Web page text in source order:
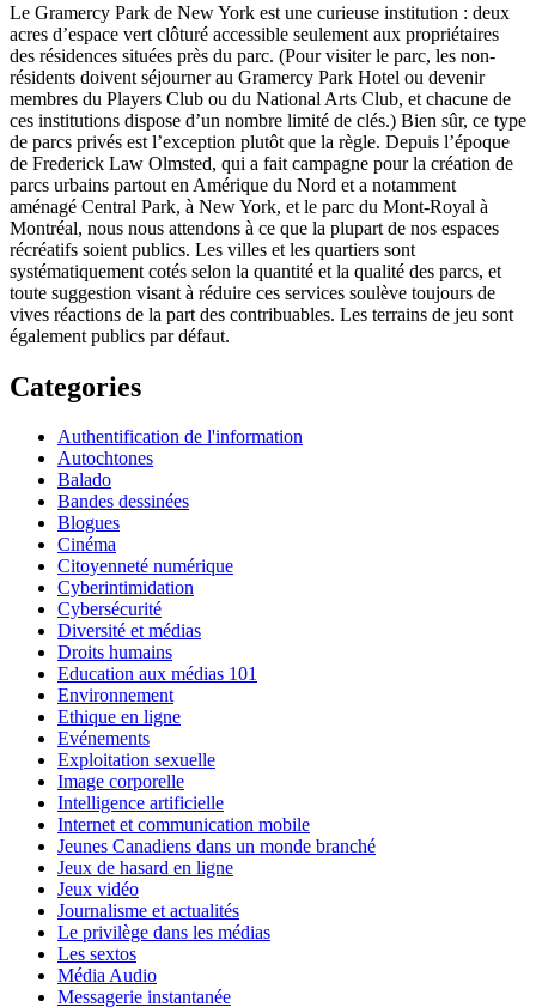
Le Gramercy Park de New York est une curieuse institution : deux
acres d’espace vert clôturé accessible seulement aux propriétaires
des résidences situées près du parc. (Pour visiter le parc, les non-
résidents doivent séjourner au Gramercy Park Hotel ou devenir
membres du Players Club ou du National Arts Club, et chacune de
ces institutions dispose d’un nombre limité de clés.) Bien sûr, ce type
de parcs privés est l’exception plutôt que la règle. Depuis l’époque
de Frederick Law Olmsted, qui a fait campagne pour la création de
parcs urbains partout en Amérique du Nord et a notamment
aménagé Central Park, à New York, et le parc du Mont‑Royal à
Montréal, nous nous attendons à ce que la plupart de nos espaces
récréatifs soient publics. Les villes et les quartiers sont
systématiquement cotés selon la quantité et la qualité des parcs, et
toute suggestion visant à réduire ces services soulève toujours de
vives réactions de la part des contribuables. Les terrains de jeu sont
également publics par défaut.
Categories
Authentification de l'information
Autochtones
Balado
Bandes dessinées
Blogues
Cinéma
Citoyenneté numérique
Cyberintimidation
Cybersécurité
Diversité et médias
Droits humains
Education aux médias 101
Environnement
Ethique en ligne
Evénements
Exploitation sexuelle
Image corporelle
Intelligence artificielle
Internet et communication mobile
Jeunes Canadiens dans un monde branché
Jeux de hasard en ligne
Jeux vidéo
Journalisme et actualités
Le privilège dans les médias
Les sextos
Média Audio
Messagerie instantanée